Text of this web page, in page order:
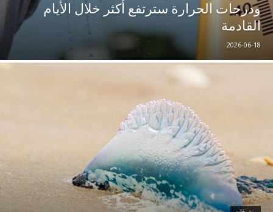
ودرجات الحرارة سترتفع أكثر خلال الأيام
القادمة
2026-06-18